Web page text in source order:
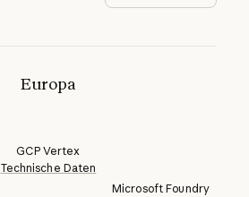
Europa
GCP Vertex
Technische Daten
Microsoft Foundry